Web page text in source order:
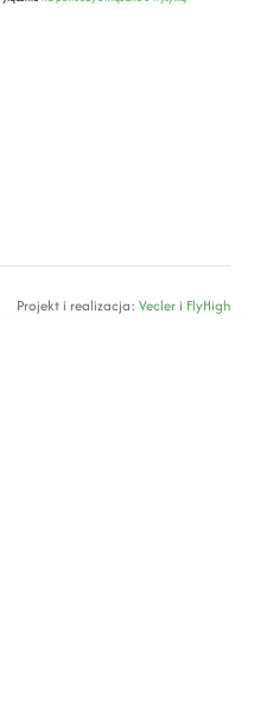
Projekt i realizacja: Vecler i FlyHigh